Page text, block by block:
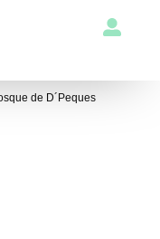
de D´Peques